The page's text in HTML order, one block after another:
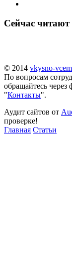
Сейчас читают
© 2014 vkysno-
По вопросам
обращайтесь через
"Контакты".
Аудит сайтов от
проверке!
Главная Статьи